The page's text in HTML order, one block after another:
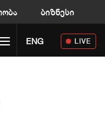
ბიზნესი
Toggle navigation
ENG LIVE